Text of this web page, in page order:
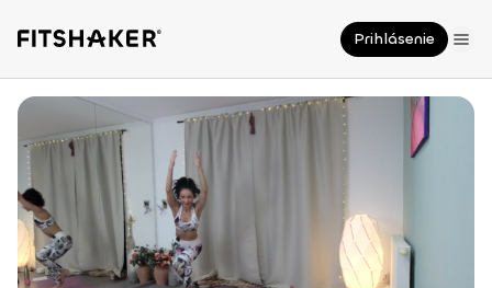
Prihlásenie